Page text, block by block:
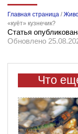
Главная страница /
«куёт» кузнечик?
Статья
Обновлено
Что